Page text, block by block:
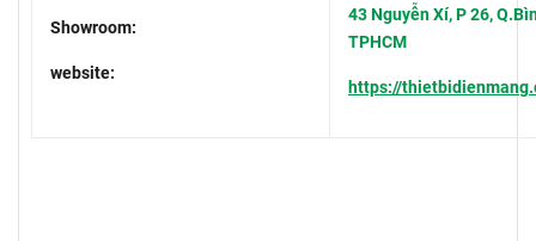
Showroom:
website:
43 Nguyễn Xí, P 26,
TPHCM
https://